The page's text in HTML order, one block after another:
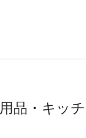
品・キッ